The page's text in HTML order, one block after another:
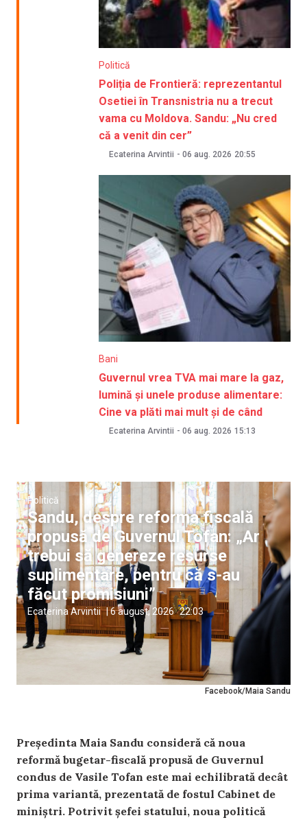
Politică
Poliția de Frontieră: reprezentantul
Osetiei în Transnistria nu a trecut
vama cu Moldova. Sandu: „Nu cred
că a venit din cer”
Ecaterina Arvintii - 06 aug. 2026 20:55
Bani
Guvernul vrea TVA mai mare la gaz,
lumină și unele produse alimentare:
Cine va plăti mai mult și de când
Ecaterina Arvintii - 06 aug. 2026 15:13
Facebook/Maia Sandu
Politică
Sandu, despre reforma fiscală
propusă de Guvernul Tofan: „Ar
trebui să genereze resurse
suplimentare, pentru că s-au
făcut promisiuni”
Ecaterina Arvintii |6 august, 2026 22:03
Președinta Maia Sandu consideră că noua
reformă bugetar-fiscală propusă de Guvernul
condus de Vasile Tofan este mai echilibrată decât
prima variantă, prezentată de fostul Cabinet de
miniștri. Potrivit șefei statului, noua politică